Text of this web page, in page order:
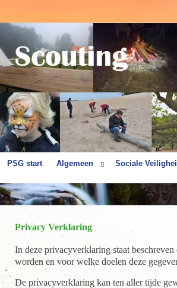
PSG start Algemeen Sociale
Privacy Verklaring
In deze privacyverklaring staat
worden en voor welke doelen deze
De privacyverklaring kan ten aller tijde